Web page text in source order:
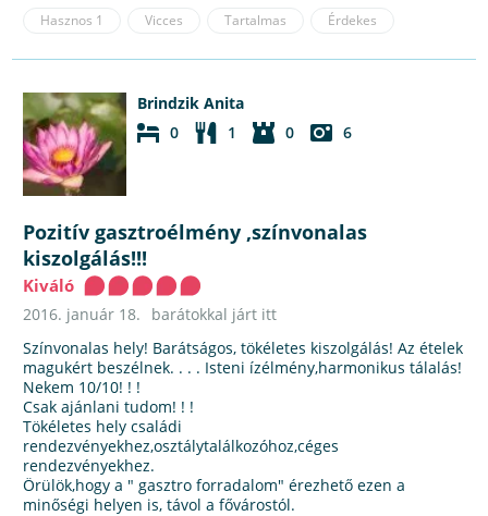
Hasznos 1 Vicces Tartalmas Érdekes
Brindzik Anita
0
1 0 6
Pozitív gasztroélmény ,színvonalas
kiszolgálás!!!
Kiváló
2016. január 18.
barátokkal járt itt
Színvonalas hely! Barátságos, tökéletes kiszolgálás! Az ételek
magukért beszélnek. . . . Isteni ízélmény,harmonikus tálalás!
Nekem 10/10! ! !
Csak ajánlani tudom! ! !
Tökéletes hely családi
rendezvényekhez,osztálytalálkozóhoz,céges
rendezvényekhez.
Örülök,hogy a " gasztro forradalom" érezhető ezen a
minőségi helyen is, távol a fővárostól.